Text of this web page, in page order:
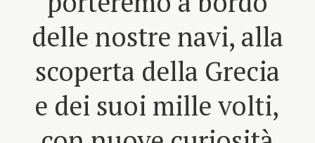
delle nostre navi, alla
scoperta della Grecia
e dei suoi mille volti,